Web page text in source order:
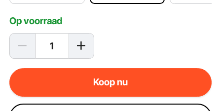
Op voorraad
Koop nu